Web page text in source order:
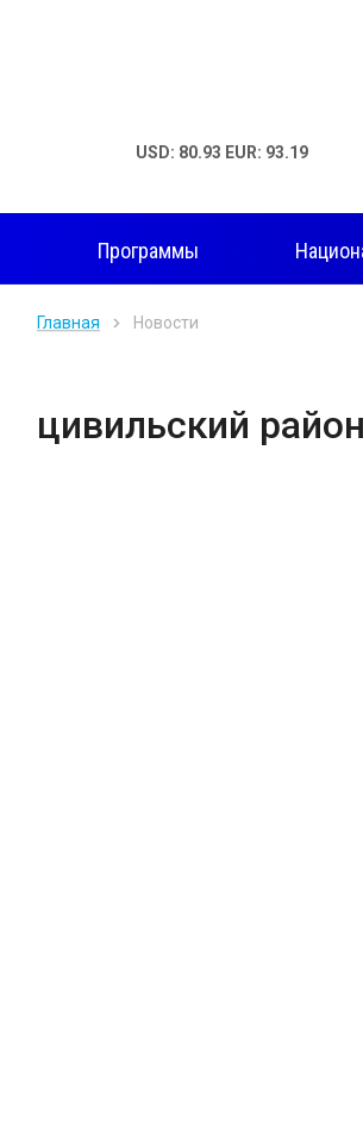
USD: 80.93 EUR: 93.19
Программы
Главная Новости
цивильский район